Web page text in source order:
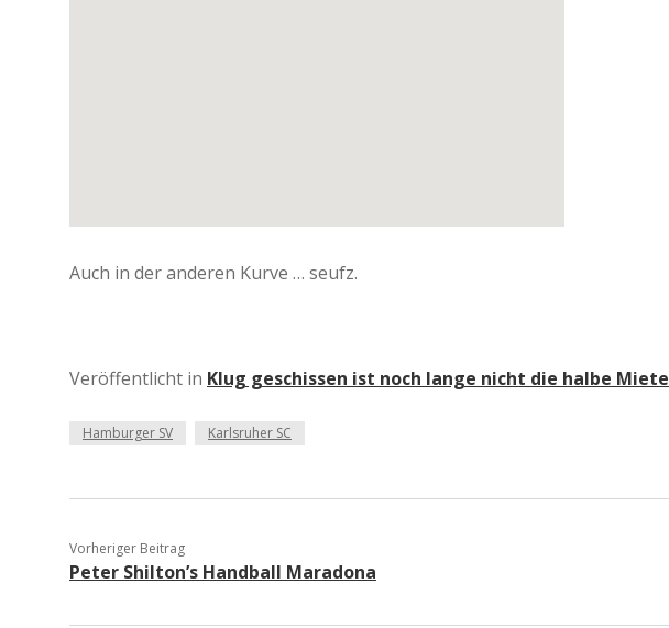
Auch in der anderen Kurve … seufz.
Veröffentlicht in Klug geschissen ist noch lange nicht die halbe Miete
Hamburger SV Karlsruher SC
Vorheriger Beitrag
Peter Shilton’s Handball Maradona